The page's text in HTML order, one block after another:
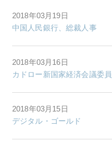
2018年03月19日
中国人民銀行、総裁人事
2018年03月16日
カドロー新国家経済会議委
2018年03月15日
デジタル・ゴールド